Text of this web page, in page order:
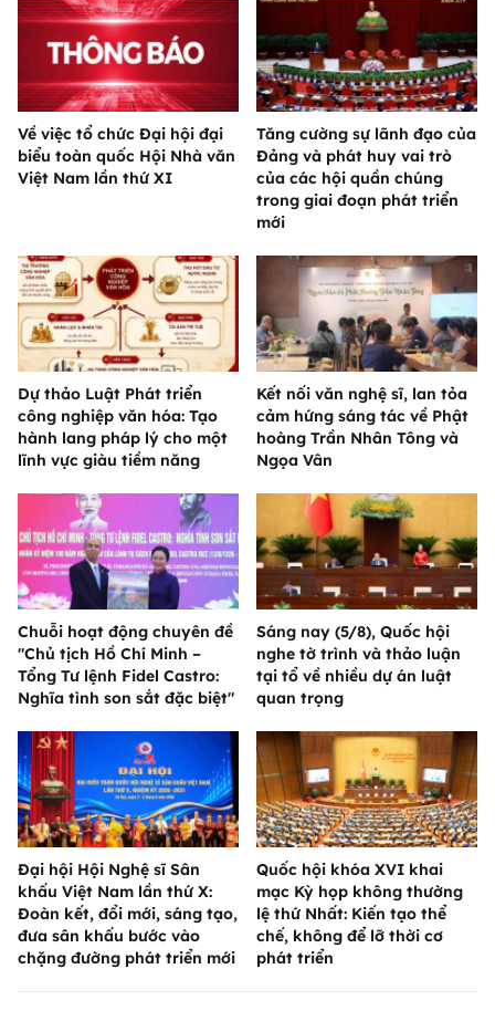
Về việc tổ chức Đại hội đại
biểu toàn quốc Hội Nhà văn
Việt Nam lần thứ XI
Tăng cường sự lãnh đạo của
Đảng và phát huy vai trò
của các hội quần chúng
trong giai đoạn phát triển
mới
Dự thảo Luật Phát triển
công nghiệp văn hóa: Tạo
hành lang pháp lý cho một
lĩnh vực giàu tiềm năng
Kết nối văn nghệ sĩ, lan tỏa
cảm hứng sáng tác về Phật
hoàng Trần Nhân Tông và
Ngọa Vân
Chuỗi hoạt động chuyên đề
"Chủ tịch Hồ Chí Minh –
Tổng Tư lệnh Fidel Castro:
Nghĩa tình son sắt đặc biệt"
Sáng nay (5/8), Quốc hội
nghe tờ trình và thảo luận
tại tổ về nhiều dự án luật
quan trọng
Đại hội Hội Nghệ sĩ Sân
khấu Việt Nam lần thứ X:
Đoàn kết, đổi mới, sáng tạo,
đưa sân khấu bước vào
chặng đường phát triển mới
Quốc hội khóa XVI khai
mạc Kỳ họp không thường
lệ thứ Nhất: Kiến tạo thể
chế, không để lỡ thời cơ
phát triển